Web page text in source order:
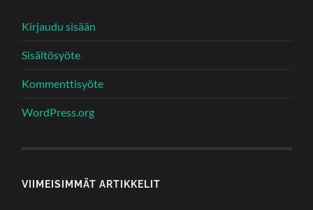
Kirjaudu sisään
Sisältösyöte
Kommenttisyöte
WordPress.org
VIIMEISIMMÄT ARTIKKELIT